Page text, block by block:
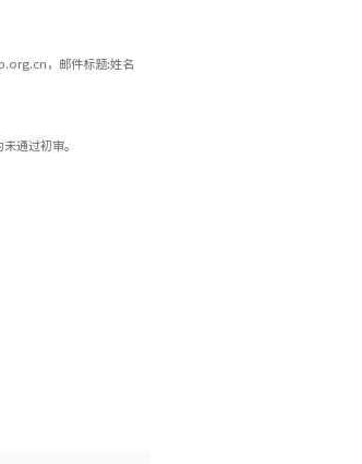
，邮件标题:姓名
通过初审。